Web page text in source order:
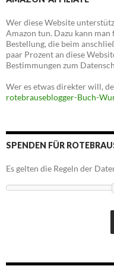
Wer diese Website
Amazon tun. Dazu kann man
Bestellung, die beim
paar Prozent an diese
Bestimmungen zum
Wer es etwas direkter will,
rotebrauseblogger-Buch-
SPENDEN FÜR
Es gelten die Regeln der